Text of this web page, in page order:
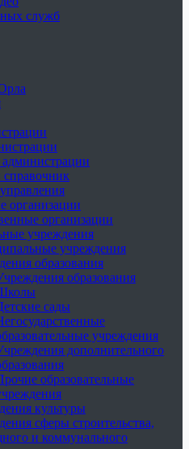
служб
организации
организации
учреждения
учреждения
образования
образования
сады
учреждения
дополнительного
образовательные
культуры
сферы строительства,
и коммунального